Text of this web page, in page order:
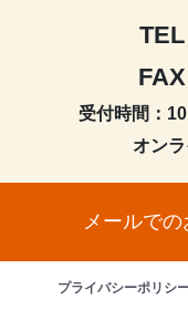
TEL
受付時間：
オン
メールで
プライバシーポリシ